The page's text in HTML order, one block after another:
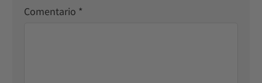
Comentario *